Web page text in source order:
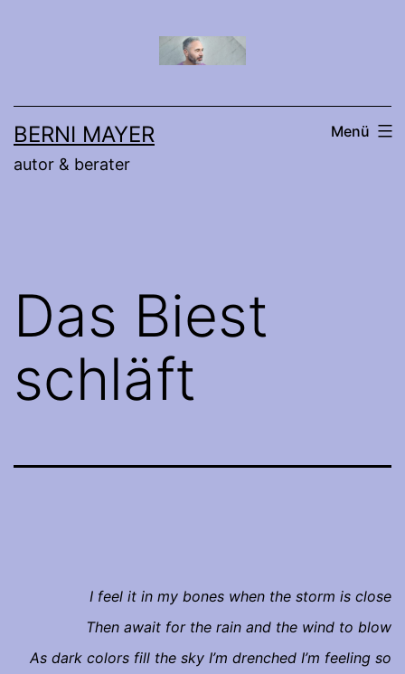
BERNI MAYER
autor & berater
Menü
Das Biest
schläft
I feel it in my bones when the storm is close
Then await for the rain and the wind to blow
As dark colors fill the sky I’m drenched I’m feeling so